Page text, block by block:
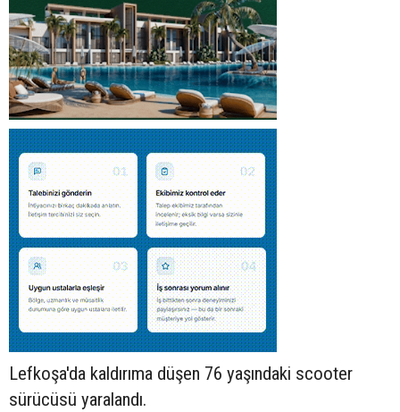
Lefkoşa'da kaldırıma düşen 76 yaşındaki scooter
sürücüsü yaralandı.